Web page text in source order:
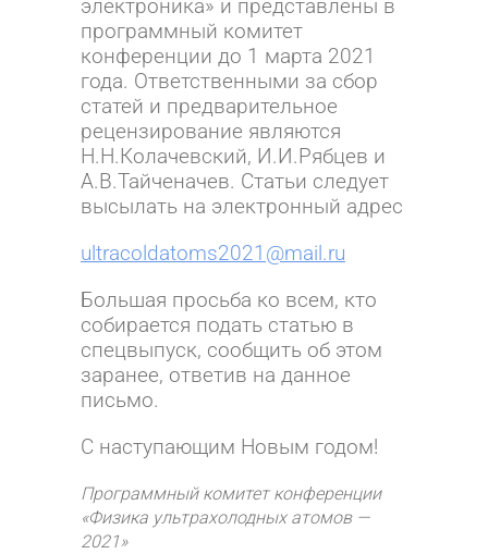
электроника» и представлены в
программный комитет
конференции до 1 марта 2021
года. Ответственными за сбор
статей и предварительное
рецензирование являются
Н.Н.Колачевский, И.И.Рябцев и
А.В.Тайченачев. Статьи следует
высылать на электронный адрес
ultracoldatoms2021@mail.ru
Большая просьба ко всем, кто
собирается подать статью в
спецвыпуск, сообщить об этом
заранее, ответив на данное
письмо.
С наступающим Новым годом!
Программный комитет конференции
«Физика ультрахолодных атомов —
2021»